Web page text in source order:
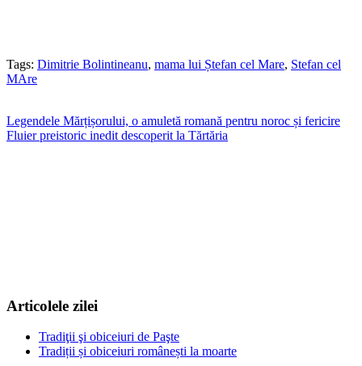
Tags: Dimitrie Bolintineanu, mama lui Ștefan cel Mare, Stefan cel
MAre
Navigare
în
Legendele Mărțișorului, o amuletă romană pentru noroc și fericire
Fluier preistoric inedit descoperit la Tărtăria
Articolele zilei
Tradiţii şi obiceiuri de Paşte
Tradiții și obiceiuri românești la moarte